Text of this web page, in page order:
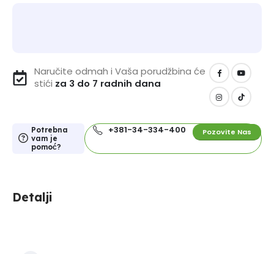
Naručite odmah i Vaša porudžbina će
stići za 3 do 7 radnih dana
Potrebna
vam je
pomoć?
+381-34-334-400 Pozovite Nas
Detalji